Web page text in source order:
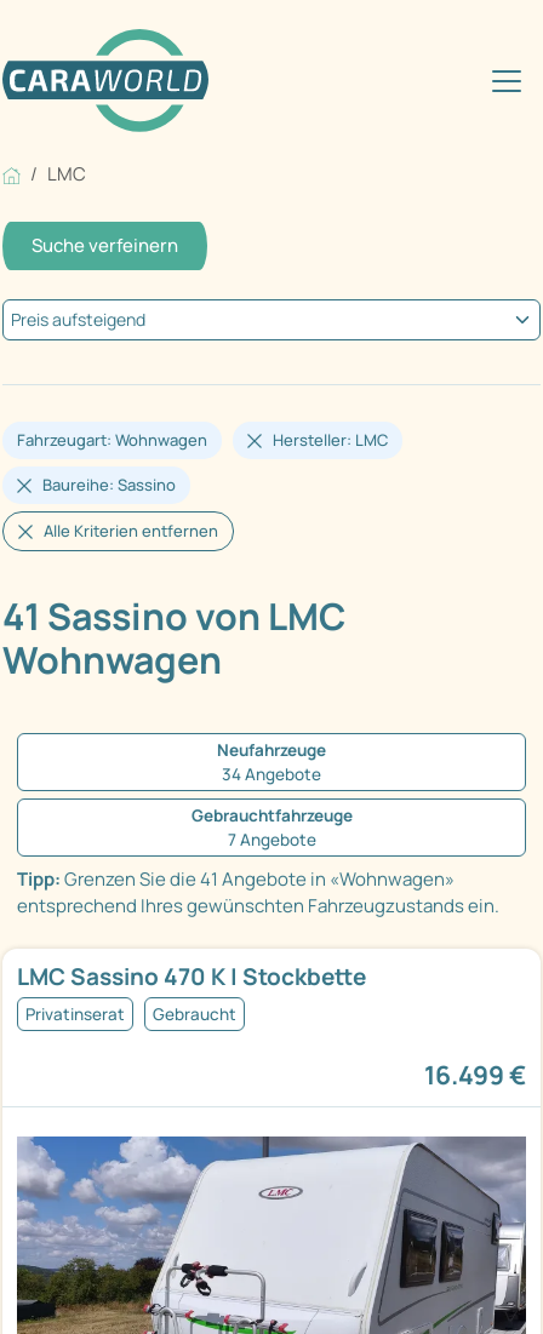
LMC
Suche verfeinern
Fahrzeugart: Wohnwagen Hersteller: LMC
Baureihe: Sassino
Alle Kriterien entfernen
41 Sassino von LMC
Wohnwagen
Neufahrzeuge
34 Angebote
Gebrauchtfahrzeuge
7 Angebote
Tipp:Grenzen Sie die 41 Angebote in «Wohnwagen»
entsprechend Ihres gewünschten Fahrzeugzustands ein.
LMC Sassino 470 K | Stockbette
Privatinserat Gebraucht
16.499 €